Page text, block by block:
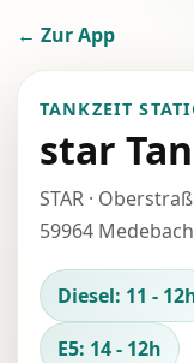
← Zur App
TANKZEIT
star
STAR ·
59964 Medebach
Diesel: 11 -
E5: 14 - 12h